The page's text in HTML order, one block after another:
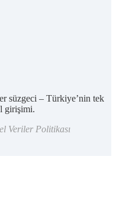
süzgeci – Türkiye’nin tek
girişimi.
Veriler Politikası